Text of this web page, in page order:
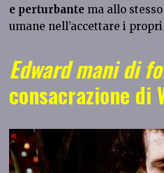
e perturbante ma allo
umane nell’accettare i
Edward mani di
consacrazione di